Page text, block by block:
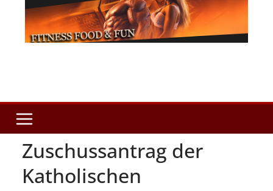
Zuschussantrag der
Katholischen